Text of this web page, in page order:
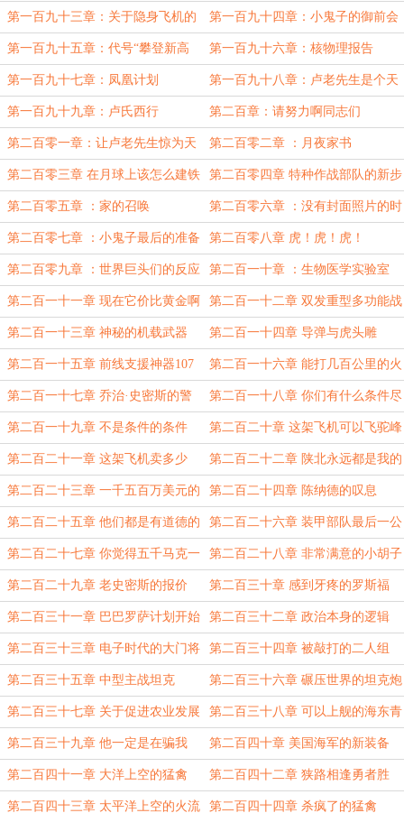
达，陕北自己的雷达
第一百九十三章：关于隐身飞机的
探讨
第一百九十四章：小鬼子的御前会
议
第一百九十五章：代号“攀登新高
山”
第一百九十六章：核物理报告
第一百九十七章：凤凰计划 第一百九十八章：卢老先生是个天
文学家
第一百九十九章：卢氏西行 第二百章：请努力啊同志们
第二百零一章：让卢老先生惊为天
人的老乡
第二百零二章 ：月夜家书
第二百零三章 在月球上该怎么建铁
路
第二百零四章 特种作战部队的新步
枪
第二百零五章 ：家的召唤 第二百零六章 ：没有封面照片的时
代周刊
第二百零七章 ：小鬼子最后的准备 第二百零八章 虎！虎！虎！
第二百零九章 ：世界巨头们的反应 第二百一十章 ：生物医学实验室
第二百一十一章 现在它价比黄金啊 第二百一十二章 双发重型多功能战
斗轰炸机
第二百一十三章 神秘的机载武器 第二百一十四章 导弹与虎头雕
第二百一十五章 前线支援神器107
火箭炮
第二百一十六章 能打几百公里的火
箭弹？
第二百一十七章 乔治·史密斯的警
觉
第二百一十八章 你们有什么条件尽
管提
第二百一十九章 不是条件的条件 第二百二十章 这架飞机可以飞驼峰
航线
第二百二十一章 这架飞机卖多少
钱？
第二百二十二章 陕北永远都是我的
好朋友
第二百二十三章 一千五百万美元的
订单
第二百二十四章 陈纳德的叹息
第二百二十五章 他们都是有道德的
人
第二百二十六章 装甲部队最后一公
里的补给线
第二百二十七章 你觉得五千马克一
辆怎么样
第二百二十八章 非常满意的小胡子
第二百二十九章 老史密斯的报价 第二百三十章 感到牙疼的罗斯福
第二百三十一章 巴巴罗萨计划开始
了
第二百三十二章 政治本身的逻辑
第二百三十三章 电子时代的大门将
要敞开了
第二百三十四章 被敲打的二人组
第二百三十五章 中型主战坦克 第二百三十六章 碾压世界的坦克炮
第二百三十七章 关于促进农业发展
的报告
第二百三十八章 可以上舰的海东青
第二百三十九章 他一定是在骗我 第二百四十章 美国海军的新装备
第二百四十一章 大洋上空的猛禽 第二百四十二章 狭路相逢勇者胜
第二百四十三章 太平洋上空的火流 第二百四十四章 杀疯了的猛禽